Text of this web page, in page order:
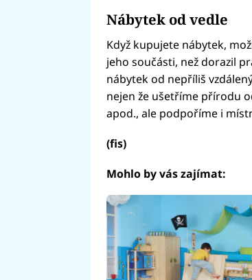
Nábytek od vedle
Když kupujete nábytek,
jeho součásti, než dorazil
nábytek od nepříliš
nejen že ušetříme přírodu
apod., ale podpoříme i
(fis)
Mohlo by vás zajímat: